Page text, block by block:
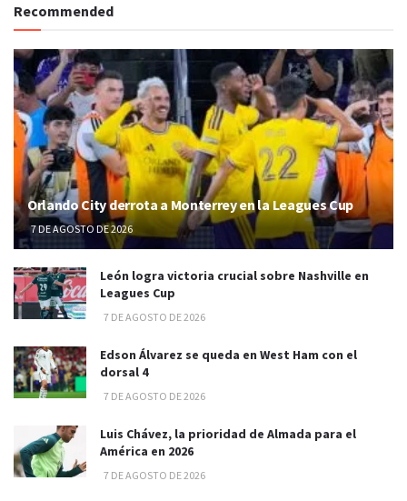
Recommended
Orlando City derrota a Monterrey en la Leagues Cup
7 DE AGOSTO DE 2026
León logra victoria crucial sobre Nashville en
Leagues Cup
7 DE AGOSTO DE 2026
Edson Álvarez se queda en West Ham con el
dorsal 4
7 DE AGOSTO DE 2026
Luis Chávez, la prioridad de Almada para el
América en 2026
7 DE AGOSTO DE 2026